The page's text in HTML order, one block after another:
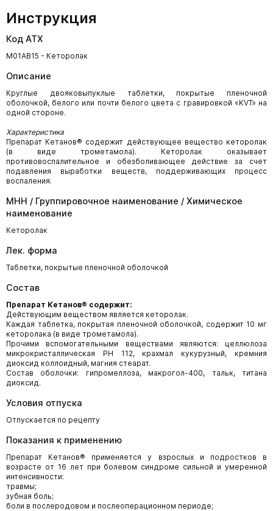
Инструкция
Код АТХ
M01AB15 - Кеторолак
Описание
Круглые двояковыпуклые таблетки, покрытые пленочной
оболочкой, белого или почти белого цвета с гравировкой «KVT» на
одной стороне.
Характеристика
Препарат Кетанов® содержит действующее вещество кеторолак
(в виде трометамола). Кеторолак оказывает
противовоспалительное и обезболивающее действие за счет
подавления выработки веществ, поддерживающих процесс
воспаления.
МНН / Группировочное наименование / Химическое
наименование
Кеторолак
Лек. форма
Таблетки, покрытые пленочной оболочкой
Состав
Препарат Кетанов® содержит:
Действующим веществом является кеторолак.
Каждая таблетка, покрытая пленочной оболочкой, содержит 10 мг
кеторолака (в виде трометамола).
Прочими вспомогательными веществами являются: целлюлоза
микрокристаллическая РН 112, крахмал кукурузный, кремния
диоксид коллоидный, магния стеарат.
Состав оболочки: гипромеллоза, макрогол-400, тальк, титана
диоксид.
Условия отпуска
Отпускается по рецепту
Показания к применению
Препарат Кетанов® применяется у взрослых и подростков в
возрасте от 16 лет при болевом синдроме сильной и умеренной
интенсивности:
травмы;
зубная боль;
боли в послеродовом и послеоперационном периоде;